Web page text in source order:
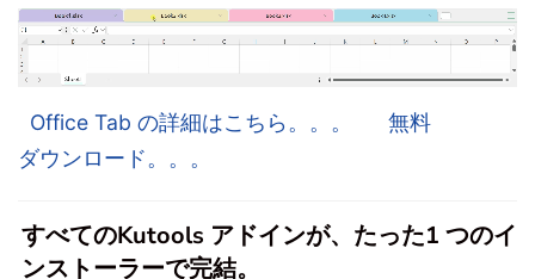
Office Tab の詳細はこちら。。。
無料
ダウンロード。。。
すべてのKutools アドインが、たった1 つのイ
ンストーラーで完結。